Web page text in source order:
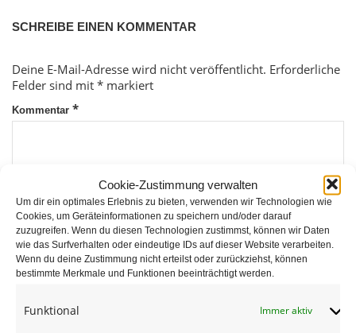
Cookie-Zustimmung verwalten
Um dir ein optimales Erlebnis zu bieten, verwenden wir Technologien wie
Cookies, um Geräteinformationen zu speichern und/oder darauf
zuzugreifen. Wenn du diesen Technologien zustimmst, können wir Daten
wie das Surfverhalten oder eindeutige IDs auf dieser Website verarbeiten.
Wenn du deine Zustimmung nicht erteilst oder zurückziehst, können
bestimmte Merkmale und Funktionen beeinträchtigt werden.
Funktional Immer aktiv
SCHREIBE EINEN KOMMENTAR
Deine E-Mail-Adresse wird nicht veröffentlicht. Erforderliche
Felder sind mit * markiert
Kommentar *
Name *
*